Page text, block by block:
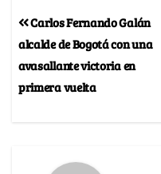
Carlos Fernando Galán
alcalde de Bogotá con una
avasallante victoria en
primera vuelta